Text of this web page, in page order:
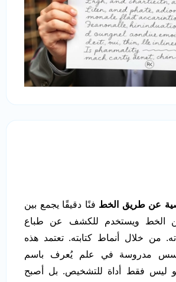
عن طريق الخط فنًا دقيقًا يجمع بين
الخط ويستخدم للكشف عن طباع
من خلال أنماط كتابته. تعتمد هذه
أسس مدروسة في علم يُعرف باسم
ليس فقط أداة للتشخيص. بل أصبح